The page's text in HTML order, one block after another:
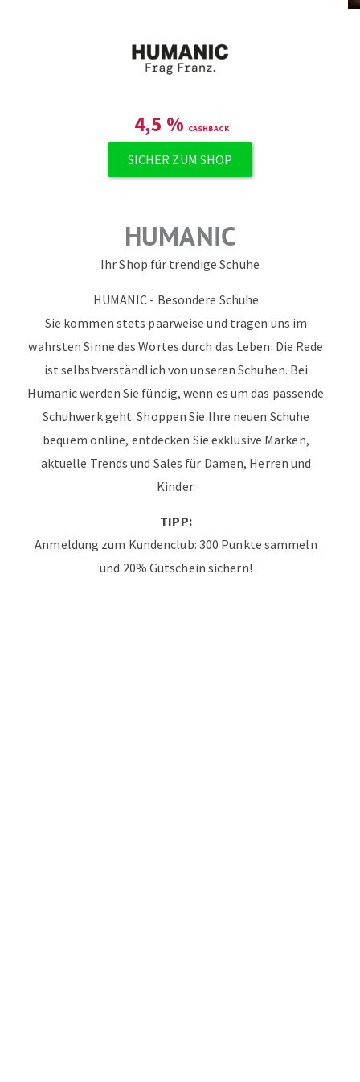
4,5 %
SICHER ZUM SHOP
HUMANIC
Ihr Shop für trendige Schuhe
HUMANIC - Besondere Schuhe
Sie kommen stets paarweise und tragen uns im
wahrsten Sinne des Wortes durch das Leben: Die Rede
ist selbstverständlich von unseren Schuhen. Bei
Humanic werden Sie fündig, wenn es um das passende
Schuhwerk geht. Shoppen Sie Ihre neuen Schuhe
bequem online, entdecken Sie exklusive Marken,
aktuelle Trends und Sales für Damen, Herren und
Kinder.
TIPP:
Anmeldung zum Kundenclub: 300 Punkte sammeln
und 20% Gutschein sichern!